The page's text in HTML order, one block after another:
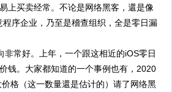
上买卖经常。不论是网络黑客，還是像
序企业，乃至是稽查组织，全是零日漏
非常好。上年，一个跟这相近的iOS零日
钱。大家都知道的一个事例也有，2020
格（这一数量還是估计的）请了网络黑